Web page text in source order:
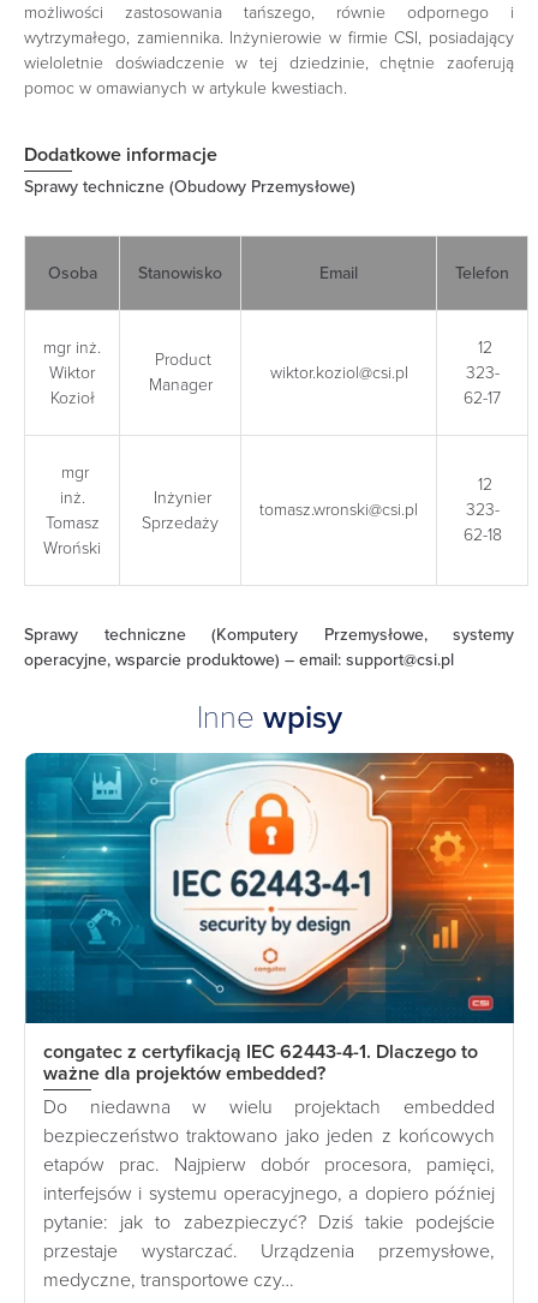
możliwości zastosowania tańszego, równie odpornego i
wytrzymałego, zamiennika. Inżynierowie w firmie CSI, posiadający
wieloletnie doświadczenie w tej dziedzinie, chętnie zaoferują
pomoc w omawianych w artykule kwestiach.
Dodatkowe informacje
Sprawy techniczne (Obudowy Przemysłowe)
Osoba Stanowisko Email Telefon
mgr inż.
Wiktor
Kozioł
Product
Manager
wiktor.koziol@csi.pl
12
323-
62-17
mgr
inż.
Tomasz
Wroński
Inżynier
Sprzedaży
tomasz.wronski@csi.pl
12
323-
62-18
Sprawy techniczne (Komputery Przemysłowe, systemy
operacyjne, wsparcie produktowe) – email: support@csi.pl
Inne wpisy
congatec z certyfikacją IEC 62443-4-1. Dlaczego to
ważne dla projektów embedded?
Do niedawna w wielu projektach embedded
bezpieczeństwo traktowano jako jeden z końcowych
etapów prac. Najpierw dobór procesora, pamięci,
interfejsów i systemu operacyjnego, a dopiero później
pytanie: jak to zabezpieczyć? Dziś takie podejście
przestaje wystarczać. Urządzenia przemysłowe,
medyczne, transportowe czy…